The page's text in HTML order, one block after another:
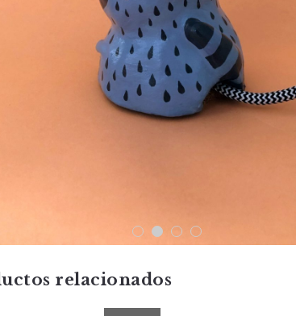
relacionados